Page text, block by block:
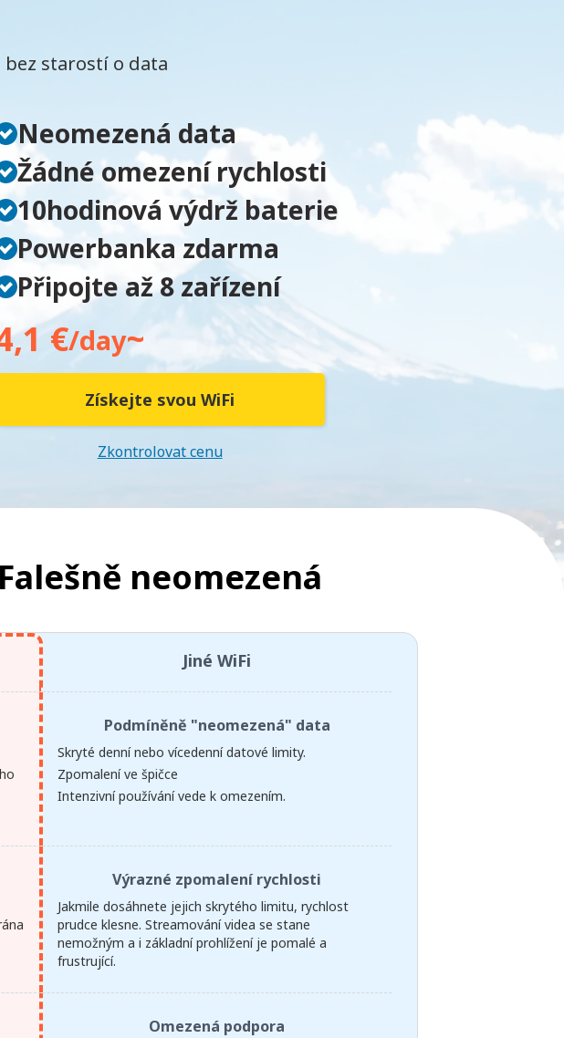
starostí o data
Neomezená data
Žádné omezení rychlosti
10hodinová výdrž baterie
Powerbanka zdarma
Připojte až 8 zařízení
€/day~
Získejte svou WiFi
Zkontrolovat cenu
Falešně neomezená
Jiné WiFi
Podmíněně "neomezená" data
Skryté denní nebo vícedenní datové limity.
Zpomalení ve špičce
Intenzivní používání vede k omezením.
Výrazné zpomalení rychlosti
Jakmile dosáhnete jejich skrytého limitu, rychlost
prudce klesne. Streamování videa se stane
nemožným a i základní prohlížení je pomalé a
frustrující.
Omezená podpora